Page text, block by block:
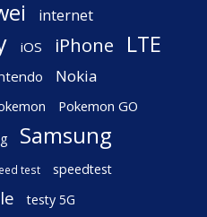
internet
iOS iPhone LTE
Nokia
Pokemon GO
Samsung
test speedtest
testy 5G